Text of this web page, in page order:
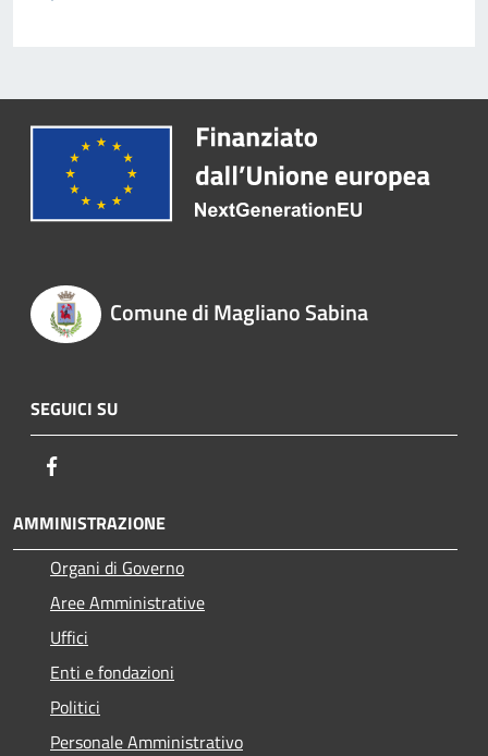
Comune di Magliano Sabina
SEGUICI SU
AMMINISTRAZIONE
Organi di Governo
Aree Amministrative
Uffici
Enti e fondazioni
Politici
Personale Amministrativo